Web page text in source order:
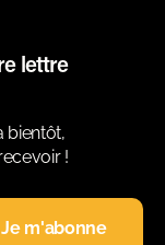
lettre
bientôt,
!